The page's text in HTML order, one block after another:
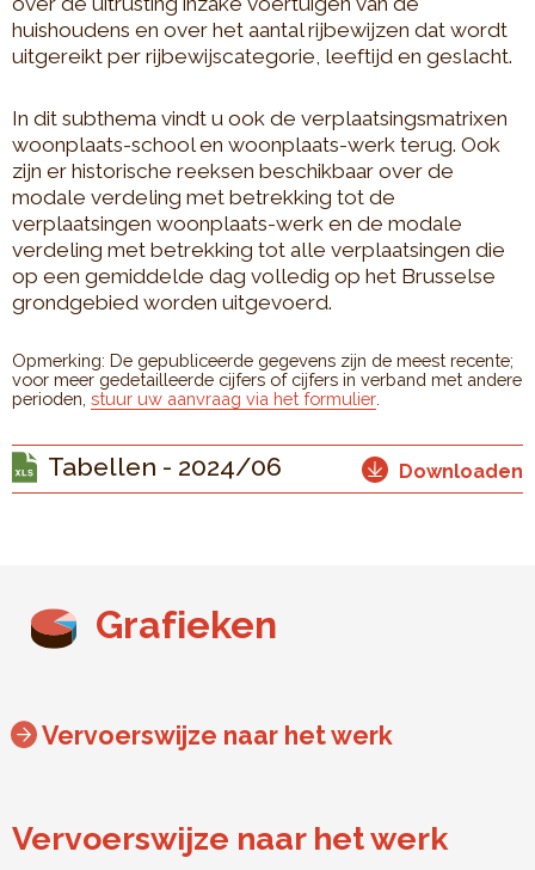
huishoudens en over het aantal rijbewijzen dat wordt
uitgereikt per rijbewijscategorie, leeftijd en geslacht.
In dit subthema vindt u ook de verplaatsingsmatrixen
woonplaats-school en woonplaats-werk terug. Ook
zijn er historische reeksen beschikbaar over de
modale verdeling met betrekking tot de
verplaatsingen woonplaats-werk en de modale
verdeling met betrekking tot alle verplaatsingen die
op een gemiddelde dag volledig op het Brusselse
grondgebied worden uitgevoerd.
Opmerking: De gepubliceerde gegevens zijn de meest recente;
voor meer gedetailleerde cijfers of cijfers in verband met andere
perioden, stuur uw aanvraag via het formulier
Tabellen - 2024/06 Downloaden
Grafieken
Vervoerswijze naar het werk
Vervoerswijze naar het werk